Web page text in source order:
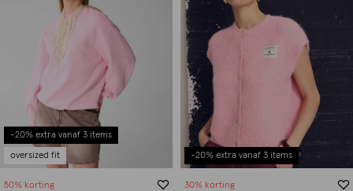
-20% extra vanaf 3 items
oversized fit
50% korting
-20% extra vanaf 3 items
30% korting